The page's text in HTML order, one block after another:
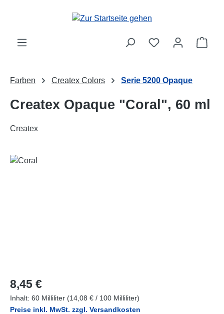
Zum Hauptinhalt springen
Farben Createx Colors Serie 5200 Opaque
Createx Opaque "Coral", 60 ml
Createx
Bildergalerie überspringen
Regulärer Preis:
8,45 €
Inhalt: 60 Milliliter (14,08 € / 100 Milliliter)
Preise inkl. MwSt. zzgl. Versandkosten